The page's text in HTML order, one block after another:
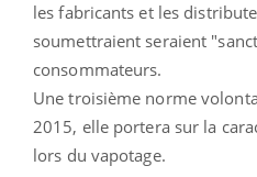
les fabricants et les
soumettraient seraient
consommateurs.
Une troisième norme
2015, elle portera sur la
lors du vapotage.